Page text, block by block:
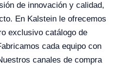
de innovación y calidad,
En Kalstein le ofrecemos
exclusivo catálogo de
cada equipo con
canales de compra